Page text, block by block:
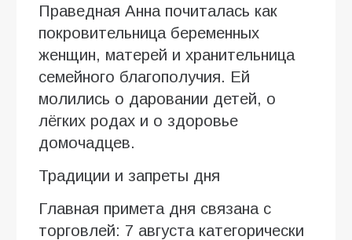
Праведная Анна почиталась как
покровительница беременных
женщин, матерей и хранительница
семейного благополучия. Ей
молились о даровании детей, о
лёгких родах и о здоровье
домочадцев.
Традиции и запреты дня
Главная примета дня связана с
торговлей: 7 августа категорически